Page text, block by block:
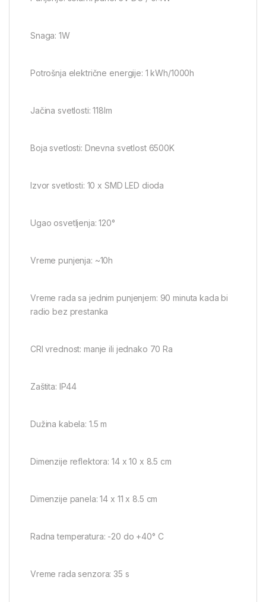
Snaga: 1W
Potrošnja električne energije: 1 kWh/1000h
Jačina svetlosti: 118lm
Boja svetlosti: Dnevna svetlost 6500K
Izvor svetlosti: 10 x SMD LED dioda
Ugao osvetljenja: 120°
Vreme punjenja: ~10h
Vreme rada sa jednim punjenjem: 90 minuta kada bi
radio bez prestanka
CRI vrednost: manje ili jednako 70 Ra
Zaštita: IP44
Dužina kabela: 1.5 m
Dimenzije reflektora: 14 x 10 x 8.5 cm
Dimenzije panela: 14 x 11 x 8.5 cm
Radna temperatura: -20 do +40° C
Vreme rada senzora: 35 s